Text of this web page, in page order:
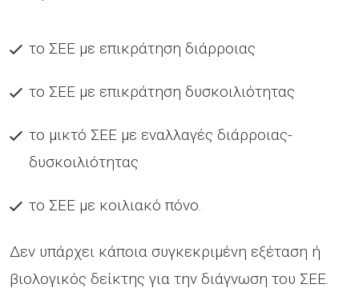
το ΣΕΕ με επικράτηση διάρροιας
το ΣΕΕ με επικράτηση δυσκοιλιότητας
το μικτό ΣΕΕ με εναλλαγές διάρροιας-
δυσκοιλιότητας
το ΣΕΕ με κοιλιακό πόνο.
Δεν υπάρχει κάποια συγκεκριμένη εξέταση ή
βιολογικός δείκτης για την διάγνωση του ΣΕΕ.